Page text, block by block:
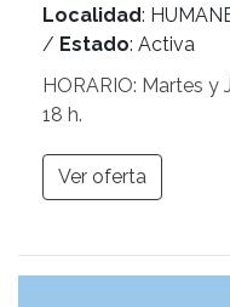
Localidad:
/ Estado: Activa
HORARIO: Martes y
18 h.
Ver oferta